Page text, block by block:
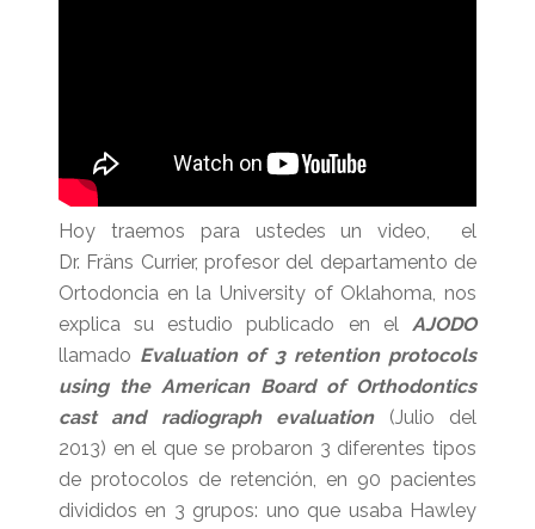
Hoy traemos para ustedes un video, el
Dr. Fräns Currier, profesor del departamento de
Ortodoncia en la University of Oklahoma, nos
explica su estudio publicado en elAJODO
llamado Evaluation of 3 retention protocols
using the American Board of Orthodontics
cast and radiograph evaluation(Julio del
2013) en el que se probaron 3 diferentes tipos
de protocolos de retención, en 90 pacientes
divididos en 3 grupos: uno que usaba Hawley